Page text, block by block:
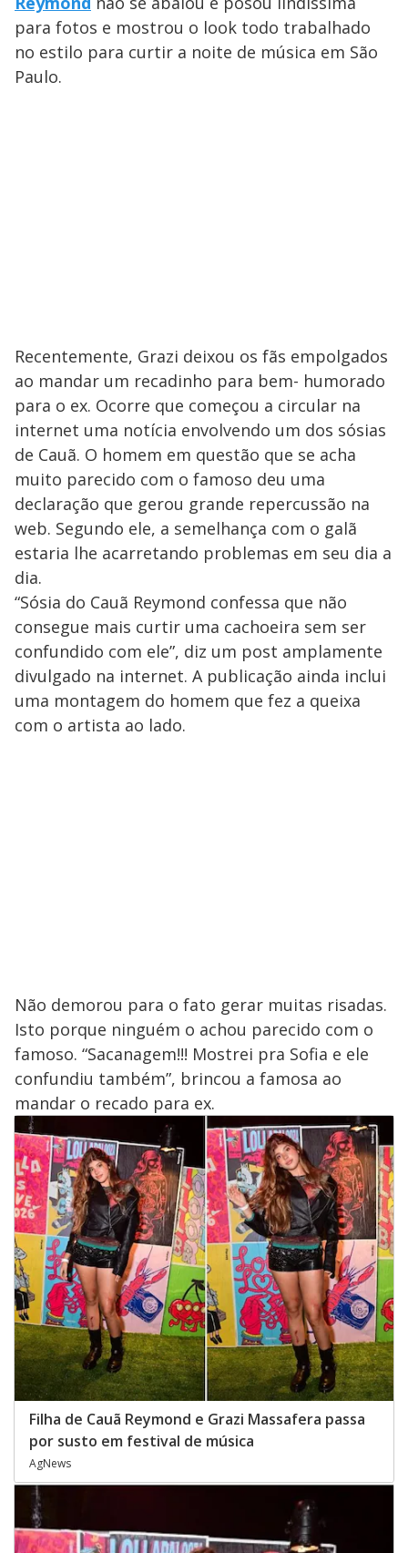
para fotos e mostrou o look todo trabalhado
no estilo para curtir a noite de música em São
Paulo.
Recentemente, Grazi deixou os fãs empolgados
ao mandar um recadinho para bem- humorado
para o ex. Ocorre que começou a circular na
internet uma notícia envolvendo um dos sósias
de Cauã. O homem em questão que se acha
muito parecido com o famoso deu uma
declaração que gerou grande repercussão na
web. Segundo ele, a semelhança com o galã
estaria lhe acarretando problemas em seu dia a
dia.
“Sósia do Cauã Reymond confessa que não
consegue mais curtir uma cachoeira sem ser
confundido com ele”, diz um post amplamente
divulgado na internet. A publicação ainda inclui
uma montagem do homem que fez a queixa
com o artista ao lado.
Não demorou para o fato gerar muitas risadas.
Isto porque ninguém o achou parecido com o
famoso. “Sacanagem!!! Mostrei pra Sofia e ele
confundiu também”, brincou a famosa ao
mandar o recado para ex.
Filha de Cauã Reymond e Grazi Massafera passa
por susto em festival de música
AgNews